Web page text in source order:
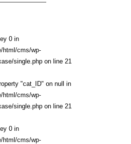
0 in
html/cms/wp-
single.php on line 21
"cat_ID" on null in
html/cms/wp-
single.php on line 21
0 in
html/cms/wp-